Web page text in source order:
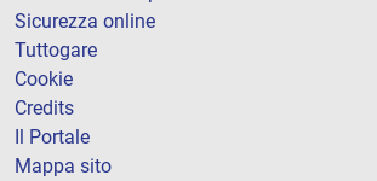
Sicurezza online
Tuttogare
Cookie
Credits
Il Portale
Mappa sito